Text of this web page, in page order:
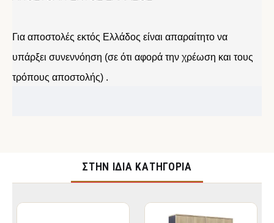
Για αποστολές εκτός Ελλάδος είναι απαραίτητο να
υπάρξει συνεννόηση (σε ότι αφορά την χρέωση και τους
τρόπους αποστολής) .
ΣΤΉΝ ΊΔΙΑ ΚΑΤΗΓΟΡΊΑ